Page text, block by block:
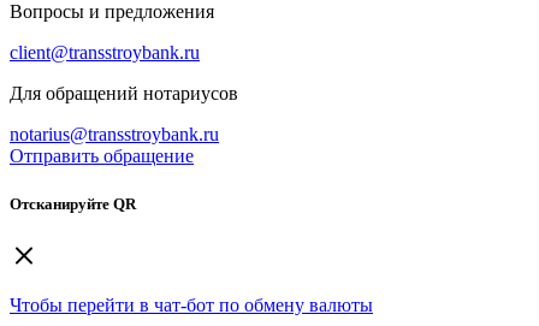
Вопросы и предложения
client@transstroybank.ru
Для обращений нотариусов
notarius@transstroybank.ru
Отправить обращение
Отсканируйте QR
Чтобы перейти в чат-бот по обмену валюты